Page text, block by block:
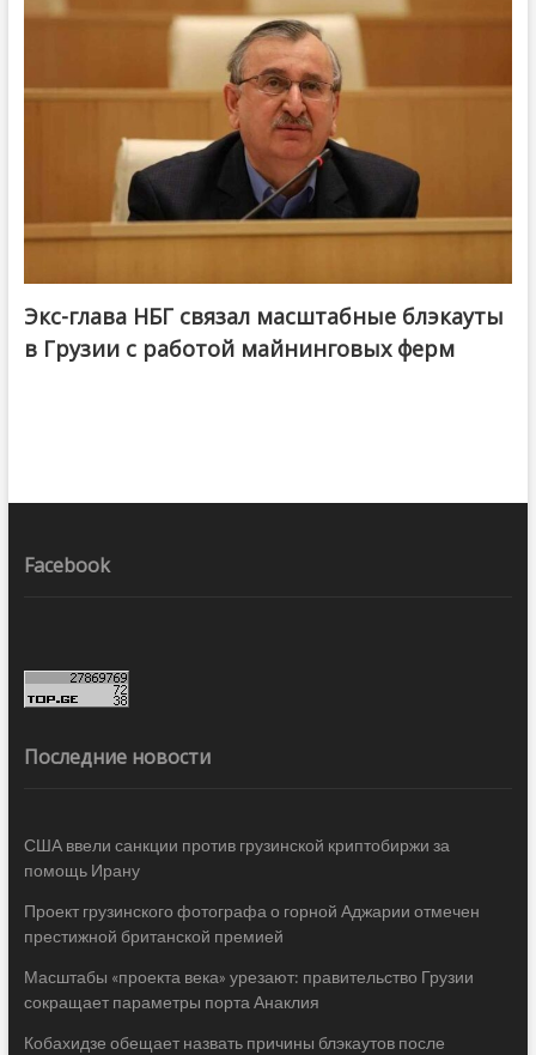
Экс-глава НБГ связал масштабные блэкауты
в Грузии с работой майнинговых ферм
Facebook
Последние новости
США ввели санкции против грузинской криптобиржи за
помощь Ирану
Проект грузинского фотографа о горной Аджарии отмечен
престижной британской премией
Масштабы «проекта века» урезают: правительство Грузии
сокращает параметры порта Анаклия
Кобахидзе обещает назвать причины блэкаутов после